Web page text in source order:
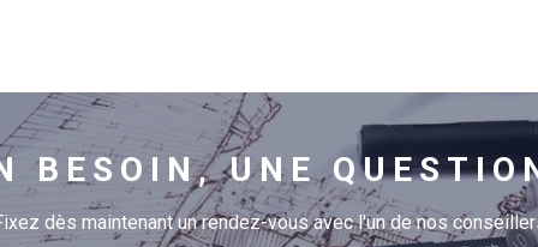
BESOIN, UNE
dès maintenant un rendez-vous avec l'un de nos